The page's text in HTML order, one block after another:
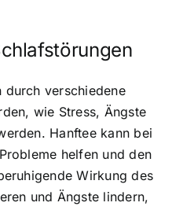
durch verschiedene
wie Stress, Ängste
Hanftee kann bei
helfen und den
Wirkung des
und Ängste lindern,